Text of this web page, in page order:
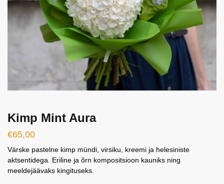
Kimp Mint Aura
€65,00
Värske pastelne kimp mündi, virsiku, kreemi ja helesiniste
aktsentidega. Eriline ja õrn kompositsioon kauniks ning
meeldejäävaks kingituseks.